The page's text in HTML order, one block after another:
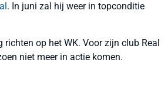
. In juni zal hij weer in topconditie
richten op het WK. Voor zijn club Real
niet meer in actie komen.